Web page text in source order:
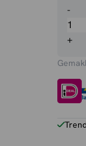
-
+